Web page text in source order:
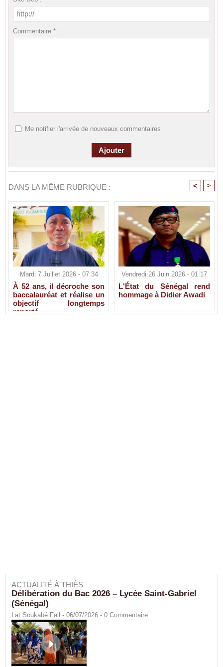
Commentaire * :
Me notifier l'arrivée de nouveaux commentaires
DANS LA MÊME RUBRIQUE : < >
Mardi 7 Juillet 2026 - 07:34
À 52 ans, il décroche son
baccalauréat et réalise un
objectif longtemps
reporté
Vendredi 26 Juin 2026 - 01:17
L'État du Sénégal rend
hommage à Didier Awadi
ACTUALITÉ À THIÈS
Délibération du Bac 2026 – Lycée Saint-Gabriel
(Sénégal)
Lat Soukabé Fall - 06/07/2026 - 0 Commentaire